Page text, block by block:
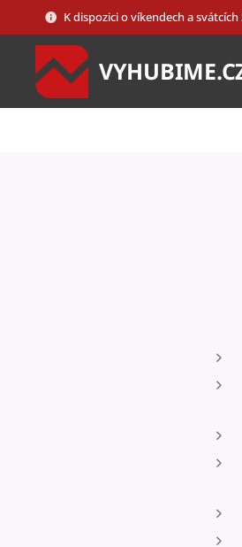
K dispozici o víkendech a svátcích